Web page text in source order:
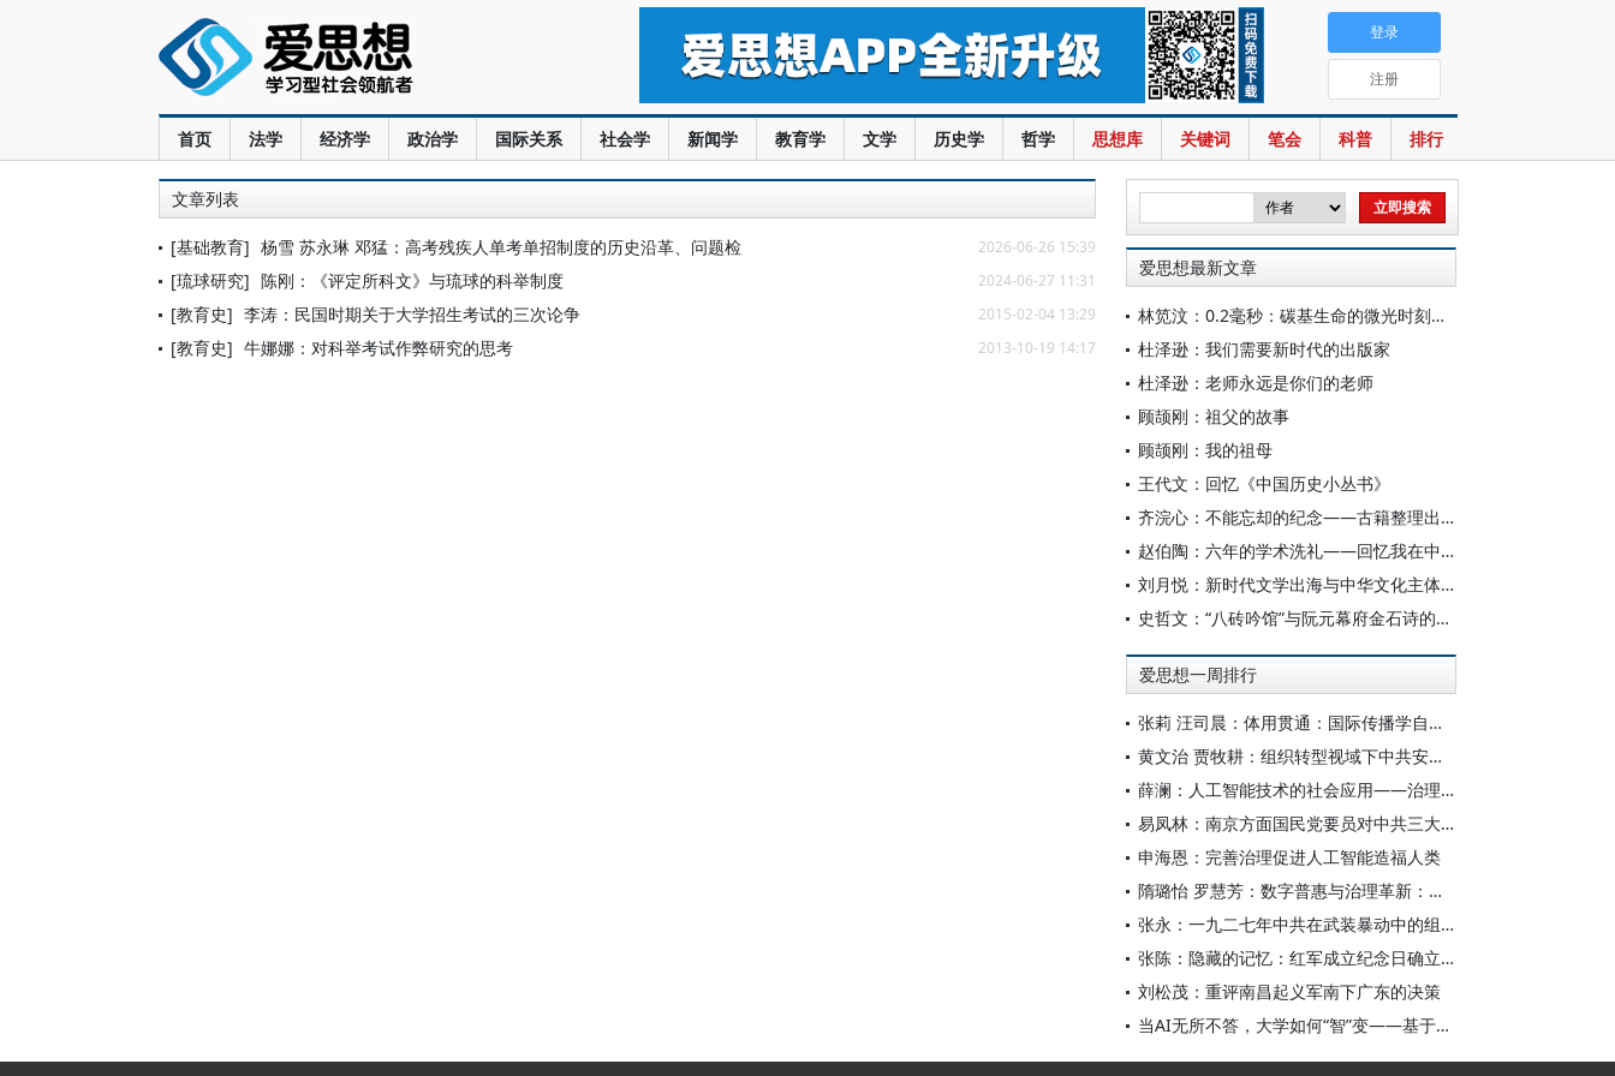
首页 法学 经济学 政治学 国际关系 社会学 新闻学 教育学 文学 历史学 哲学 思想库 关键词 笔会 科普 排行
登录
注册
文章列表
[基础教育] 杨雪 苏永琳 邓猛：高考残疾人单考单招制度的历史沿革、问题检 2026-06-26 15:39
[琉球研究] 陈刚：《评定所科文》与琉球的科举制度 2024-06-27 11:31
[教育史] 李涛：民国时期关于大学招生考试的三次论争 2015-02-04 13:29
[教育史] 牛娜娜：对科举考试作弊研究的思考 2013-10-19 14:17
爱思想最新文章
林笕汶：0.2毫秒：碳基生命的微光时刻——读邵春堡《未来人类：科技拓展无限可能》
杜泽逊：我们需要新时代的出版家
杜泽逊：老师永远是你们的老师
顾颉刚：祖父的故事
顾颉刚：我的祖母
王代文：回忆《中国历史小丛书》
齐浣心：不能忘却的纪念——古籍整理出版规划小组成立六十载记
赵伯陶：六年的学术洗礼——回忆我在中华书局的日子
刘月悦：新时代文学出海与中华文化主体性建构
史哲文：“八砖吟馆”与阮元幕府金石诗的学人品格、诗学祈向
爱思想一周排行
张莉 汪司晨：体用贯通：国际传播学自主知识体系的建构逻辑与学科交叉进路
黄文治 贾牧耕：组织转型视域下中共安徽省临时委员会的“两建两废”（1927—1931）
薛澜：人工智能技术的社会应用——治理挑战
易凤林：南京方面国民党要员对中共三大起义的反应
申海恩：完善治理促进人工智能造福人类
隋璐怡 罗慧芳：数字普惠与治理革新：中国人工智能赋能全球南方发展
张永：一九二七年中共在武装暴动中的组织转型
张陈：隐藏的记忆：红军成立纪念日确立前中共对南昌起义的纪念
刘松茂：重评南昌起义军南下广东的决策
当AI无所不答，大学如何“智”变——基于全国400余所高校本科生AI使用情况的调查与思考